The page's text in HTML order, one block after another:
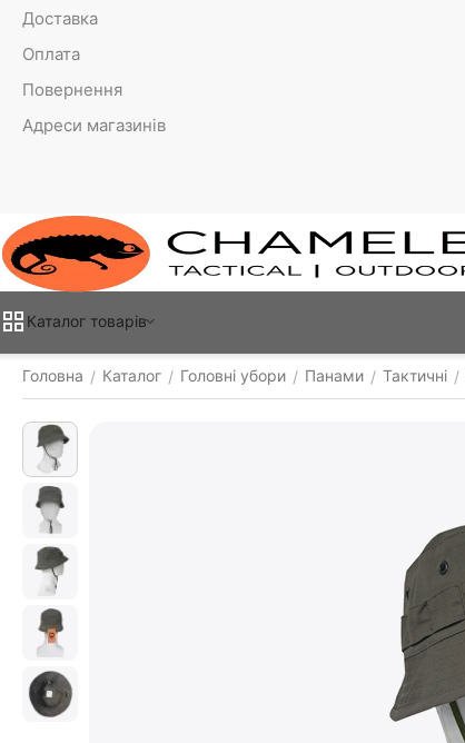
Доставка
Оплата
Повернення
Адреси магазинів
Каталог товарiв
Головна / Каталог / Головні убори / Панами / Тактичні /